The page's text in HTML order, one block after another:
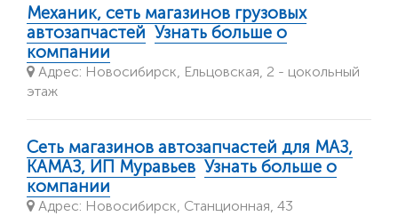
Механик, сеть магазинов грузовых
автозапчастей Узнать больше о
компании
Адрес: Новосибирск, Ельцовская, 2 - ​цокольный
этаж
Сеть магазинов автозапчастей для МАЗ,
КАМАЗ, ИП Муравьев Узнать больше о
компании
Адрес: Новосибирск, Станционная, 43